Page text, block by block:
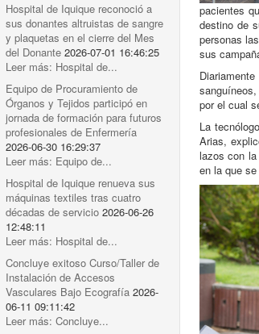
Hospital de Iquique reconoció a
sus donantes altruistas de sangre
y plaquetas en el cierre del Mes
del Donante 2026-07-01 16:46:25
Leer más: Hospital de...
Equipo de Procuramiento de
Órganos y Tejidos participó en
jornada de formación para futuros
profesionales de Enfermería
2026-06-30 16:29:37
Leer más: Equipo de...
Hospital de Iquique renueva sus
máquinas textiles tras cuatro
décadas de servicio 2026-06-26
12:48:11
Leer más: Hospital de...
Concluye exitoso Curso/Taller de
Instalación de Accesos
Vasculares Bajo Ecografía 2026-
06-11 09:11:42
Leer más: Concluye...
pacientes
destino de
personas
sus
por el cual
La
Arias,
lazos con
en la que